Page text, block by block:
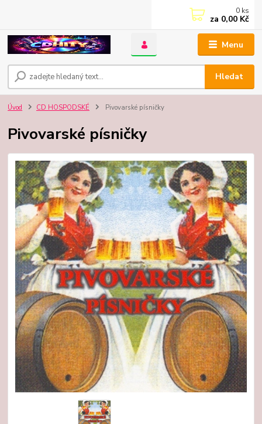
Menu
Hledat
0 ks
za 0,00 Kč
Úvod CD HOSPODSKÉ Pivovarské písničky
Pivovarské písničky